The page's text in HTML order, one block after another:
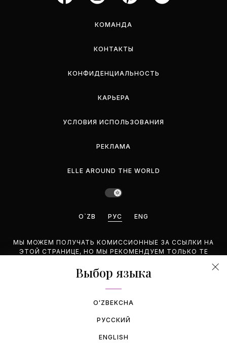
КОМАНДА
КОНТАКТЫ
КОНФИДЕНЦИАЛЬНОСТЬ
КАРЬЕРА
УСЛОВИЯ ИСПОЛЬЗОВАНИЯ
РЕКЛАМА
ELLE AROUND THE WORLD
O`ZB РУС ENG
МЫ МОЖЕМ ПОЛУЧАТЬ КОМИССИОННЫЕ ЗА ССЫЛКИ НА
ЭТОЙ СТРАНИЦЕ, НО МЫ РЕКОМЕНДУЕМ ТОЛЬКО ТЕ
©2026 GEMINA PUBLISHING LLC. BCE ПРАВА ЗАЩИЩЕНЫ.
Выбор языка
OʻZBEKCHA
РУССКИЙ
ENGLISH